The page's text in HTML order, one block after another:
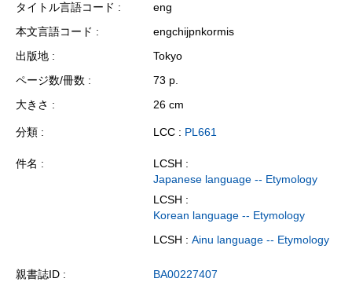
タイトル言語コード
eng
本文言語コード
engchijpnkormis
出版地
Tokyo
ページ数/冊数
73 p.
大きさ
26 cm
分類 LCC : PL661
件名
LCSH :
Japanese language -- Etymology
LCSH :
Korean language -- Etymology
LCSH : Ainu language -- Etymology
親書誌ID BA00227407